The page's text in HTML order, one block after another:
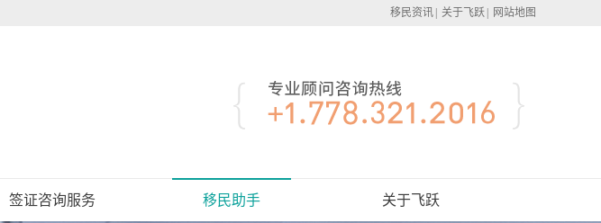
移民资讯 关于飞跃 网站地图
签证咨询服务 移民助手 关于飞跃